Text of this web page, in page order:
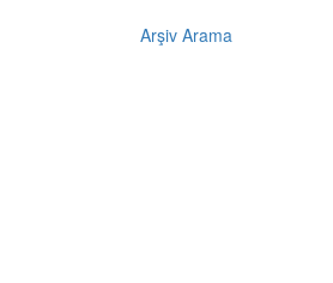
Arşiv Arama